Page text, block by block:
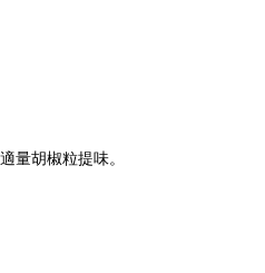
量胡椒粒提味。